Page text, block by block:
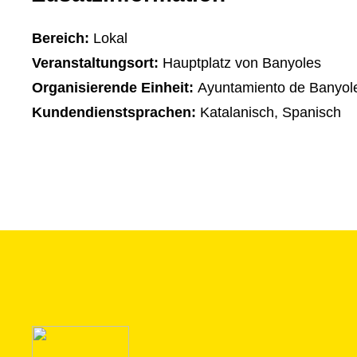
Bereich: Lokal
Veranstaltungsort: Hauptplatz von Banyoles
Organisierende Einheit: Ayuntamiento de
Kundendienstsprachen: Katalanisch, Spanisch